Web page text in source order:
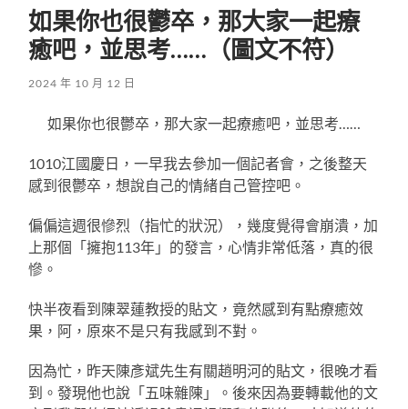
如果你也很鬱卒，那大家一起療
癒吧，並思考……（圖文不符）
2024 年 10 月 12 日
如果你也很鬱卒，那大家一起療癒吧，並思考……
1010江國慶日，一早我去參加一個記者會，之後整天
感到很鬱卒，想說自己的情緒自己管控吧。
偏偏這週很慘烈（指忙的狀況），幾度覺得會崩潰，加
上那個「擁抱113年」的發言，心情非常低落，真的很
慘。
快半夜看到陳翠蓮教授的貼文，竟然感到有點療癒效
果，阿，原來不是只有我感到不對。
因為忙，昨天陳彥斌先生有關趙明河的貼文，很晚才看
到。發現他也說「五味雜陳」。後來因為要轉載他的文